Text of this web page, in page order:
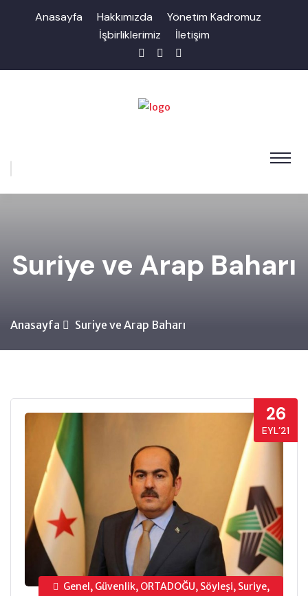
Anasayfa Hakkımızda
Yönetim Kadromuz
İşbirliklerimiz
İletişim
Suriye ve Arap Baharı
Anasayfa Suriye ve Arap Baharı
26
EYL’21
Genel, Güvenlik, ORTADOĞU, Söyleşi, Suriye,